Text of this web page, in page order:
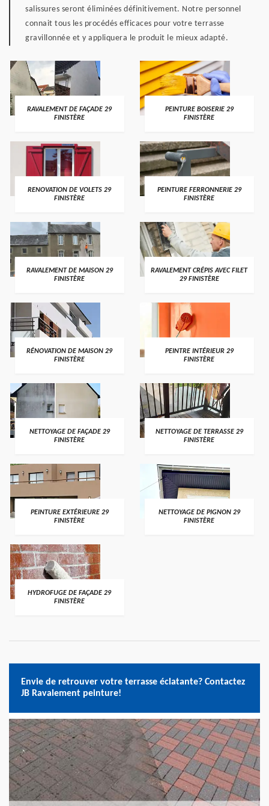
salissures seront éliminées définitivement. Notre personnel
connait tous les procédés efficaces pour votre terrasse
gravillonnée et y appliquera le produit le mieux adapté.
RAVALEMENT DE FAÇADE 29
FINISTÈRE
PEINTURE BOISERIE 29
FINISTÈRE
RENOVATION DE VOLETS 29
FINISTÈRE
PEINTURE FERRONNERIE 29
FINISTÈRE
RAVALEMENT DE MAISON 29
FINISTÈRE
RAVALEMENT CRÉPIS AVEC FILET
29 FINISTÈRE
RÉNOVATION DE MAISON 29
FINISTÈRE
PEINTRE INTÉRIEUR 29
FINISTÈRE
NETTOYAGE DE FAÇADE 29
FINISTÈRE
NETTOYAGE DE TERRASSE 29
FINISTÈRE
PEINTURE EXTÉRIEURE 29
FINISTÈRE
NETTOYAGE DE PIGNON 29
FINISTÈRE
HYDROFUGE DE FAÇADE 29
FINISTÈRE
Envie de retrouver votre terrasse éclatante? Contactez
JB Ravalement peinture!